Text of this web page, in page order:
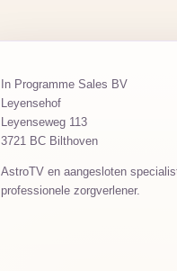
In Programme Sales BV
Leyensehof
Leyenseweg 113
3721 BC Bilthoven
AstroTV en aangesloten
professionele zorgverlener.